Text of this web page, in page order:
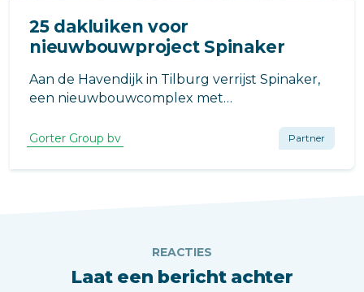
25 dakluiken voor
nieuwbouwproject Spinaker
Aan de Havendijk in Tilburg verrijst Spinaker,
een nieuwbouwcomplex met
en diverse koopappartementen.
Gorter Group bv Partner
REACTIES
Laat een bericht achter